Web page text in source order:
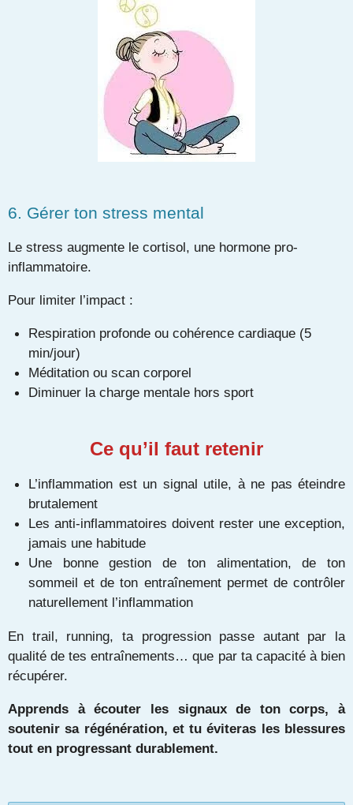
6. Gérer ton stress mental
Le stress augmente le cortisol, une hormone pro-
inflammatoire.
Pour limiter l’impact :
Respiration profonde ou cohérence cardiaque (5
min/jour)
Méditation ou scan corporel
Diminuer la charge mentale hors sport
Ce qu’il faut retenir
L’inflammation est un signal utile, à ne pas éteindre
brutalement
Les anti-inflammatoires doivent rester une exception,
jamais une habitude
Une bonne gestion de ton alimentation, de ton
sommeil et de ton entraînement permet de contrôler
naturellement l’inflammation
En trail, running, ta progression passe autant par la
qualité de tes entraînements… que par ta capacité à bien
récupérer.
Apprends à écouter les signaux de ton corps, à
soutenir sa régénération, et tu éviteras les blessures
tout en progressant durablement.